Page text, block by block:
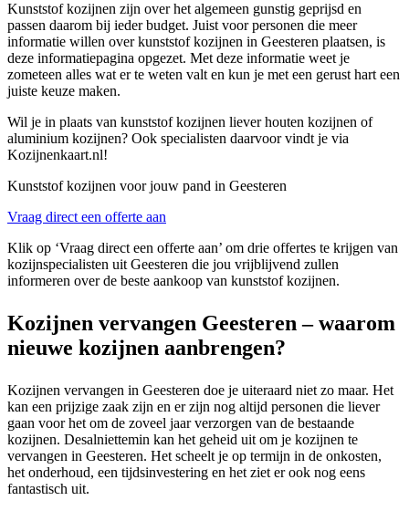
Kunststof kozijnen zijn over het algemeen gunstig geprijsd en
passen daarom bij ieder budget. Juist voor personen die meer
informatie willen over kunststof kozijnen in Geesteren plaatsen, is
deze informatiepagina opgezet. Met deze informatie weet je
zometeen alles wat er te weten valt en kun je met een gerust hart een
juiste keuze maken.
Wil je in plaats van kunststof kozijnen liever houten kozijnen of
aluminium kozijnen? Ook specialisten daarvoor vindt je via
Kozijnenkaart.nl!
Kunststof kozijnen voor jouw pand in Geesteren
Vraag direct een offerte aan
Klik op ‘Vraag direct een offerte aan’ om drie offertes te krijgen van
kozijnspecialisten uit Geesteren die jou vrijblijvend zullen
informeren over de beste aankoop van kunststof kozijnen.
Kozijnen vervangen Geesteren – waarom
nieuwe kozijnen aanbrengen?
Kozijnen vervangen in Geesteren doe je uiteraard niet zo maar. Het
kan een prijzige zaak zijn en er zijn nog altijd personen die liever
gaan voor het om de zoveel jaar verzorgen van de bestaande
kozijnen. Desalniettemin kan het geheid uit om je kozijnen te
vervangen in Geesteren. Het scheelt je op termijn in de onkosten,
het onderhoud, een tijdsinvestering en het ziet er ook nog eens
fantastisch uit.